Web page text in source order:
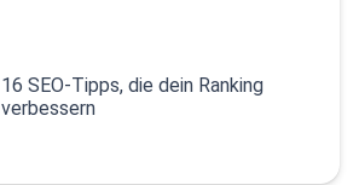
16 SEO-Tipps, die dein Ranking
verbessern